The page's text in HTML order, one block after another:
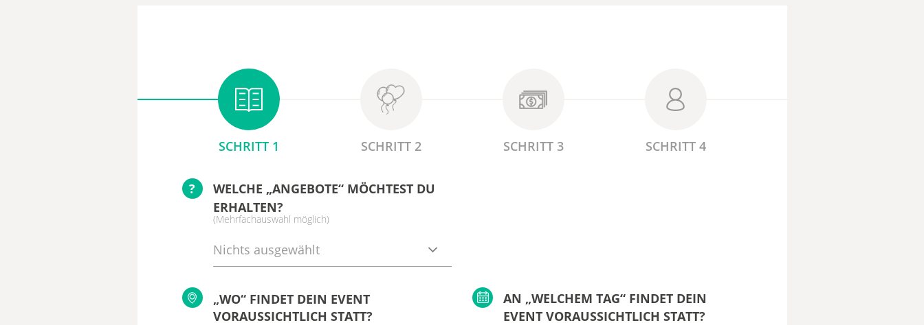
SCHRITT 1 SCHRITT 2 SCHRITT 3 SCHRITT 4
?
WELCHE „ANGEBOTE“ MÖCHTEST DU
ERHALTEN?
(Mehrfachauswahl möglich)
Nichts ausgewählt
„WO“ FINDET DEIN EVENT
VORAUSSICHTLICH STATT?
AN „WELCHEM TAG“ FINDET DEIN
EVENT VORAUSSICHTLICH STATT?